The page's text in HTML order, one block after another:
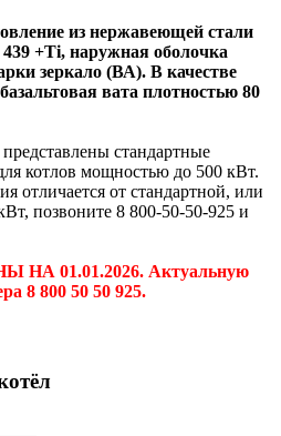
из нержавеющей стали
+Ti, наружная оболочка
зеркало (ВА). В качестве
базальтовая вата плотностью 80
стандартные
котлов мощностью до 500 кВт.
отличается от стандартной, или
позвоните 8 800-50-50-925 и
01.01.2026. Актуальную
8 800 50 50 925.